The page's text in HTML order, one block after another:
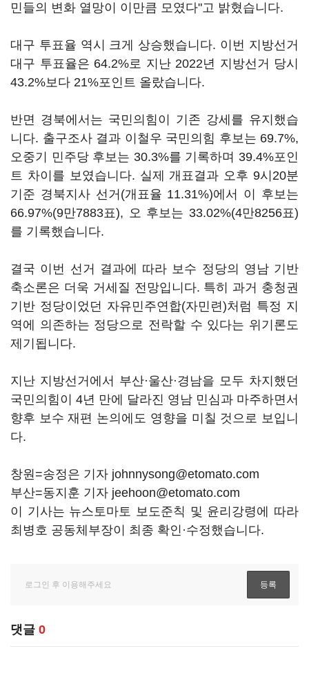
민들의 변화 열망이 이만큼 모였다"고 밝혔습니다.
대구 투표율 역시 크게 상승했습니다. 이번 지방선거
대구 투표율은 64.2%로 지난 2022년 지방선거 당시
43.2%보다 21%포인트 올랐습니다.
반면 경북에서는 국민의힘이 기존 강세를 유지했습
니다. 출구조사 결과 이철우 국민의힘 후보는 69.7%,
오중기 민주당 후보는 30.3%를 기록하며 39.4%포인
트 차이를 보였습니다. 실제 개표결과 오후 9시20분
기준 경북지사 선거(개표율 11.31%)에서 이 후보는
66.97%(9만7883표), 오 후보는 33.02%(4만8256표)
를 기록했습니다.
결국 이번 선거 결과에 따라 보수 정당의 영남 기반
축소론은 더욱 거세질 전망입니다. 특히 과거 충청권
기반 정당이었던 자유민주연합(자민련)처럼 특정 지
역에 의존하는 정당으로 전락할 수 있다는 위기론도
제기됩니다.
지난 지방선거에서 부산·울산·경남을 모두 차지했던
국민의힘이 4년 만에 달라진 영남 민심과 마주하면서
향후 보수 재편 논의에도 영향을 미칠 것으로 보입니
다.
창원=송정은 기자 johnnysong@etomato.com
부산=동지훈 기자 jeehoon@etomato.com
이 기사는 뉴스토마토 보도준칙 및 윤리강령에 따라
최병호 공동체부장이 최종 확인·수정했습니다.
댓글 0